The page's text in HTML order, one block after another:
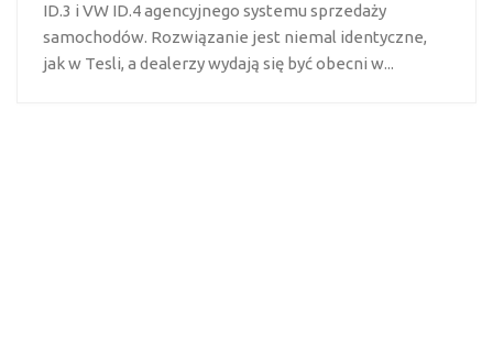
ID.3 i VW ID.4 agencyjnego systemu sprzedaży
samochodów. Rozwiązanie jest niemal identyczne,
jak w Tesli, a dealerzy wydają się być obecni w...